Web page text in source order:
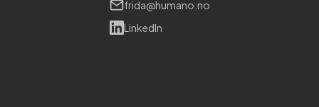
frida@humano.no
LinkedIn